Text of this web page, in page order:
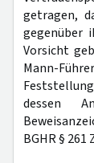
getragen,
gegenüber
Vorsicht
Mann-
dessen
BGHR § 261